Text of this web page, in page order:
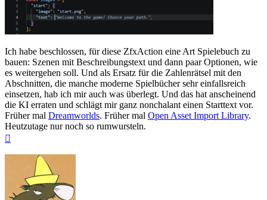
Ich habe beschlossen, für diese ZfxAction eine Art Spielebuch zu
bauen: Szenen mit Beschreibungstext und dann paar Optionen, wie
es weitergehen soll. Und als Ersatz für die Zahlenrätsel mit den
Abschnitten, die manche moderne Spielbücher sehr einfallsreich
einsetzen, hab ich mir auch was überlegt. Und das hat anscheinend
die KI erraten und schlägt mir ganz nonchalant einen Starttext vor.
Früher mal Dreamworlds. Früher mal Open Asset Import Library.
Heutzutage nur noch so rumwursteln.